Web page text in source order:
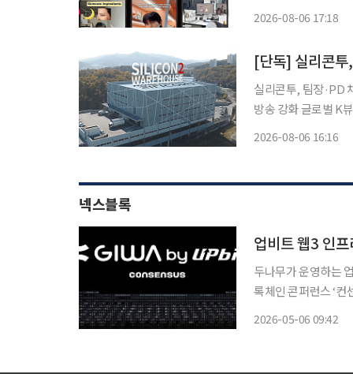
2026-08-06 17:18
실리콘투, 팀장·PD
방송 강화 글로벌 K뷰티 유통 플랫폼 실리콘투가 라이브커머스 전담팀을 신설하고 틱톡샵 등
2026-08-06 16:16
넥스블록
업비트 웹3 인
두나무가 운영하는
록체인 콘퍼런스 ‘컨센서스
2026-05-06 09:42